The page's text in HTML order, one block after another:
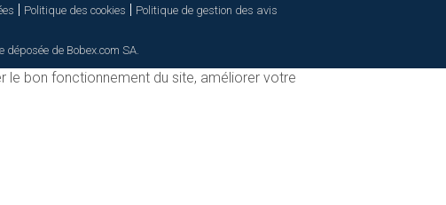
| Politique des cookies | Politique de gestion des avis
de Bobex.com SA.
le bon fonctionnement du site, améliorer votre